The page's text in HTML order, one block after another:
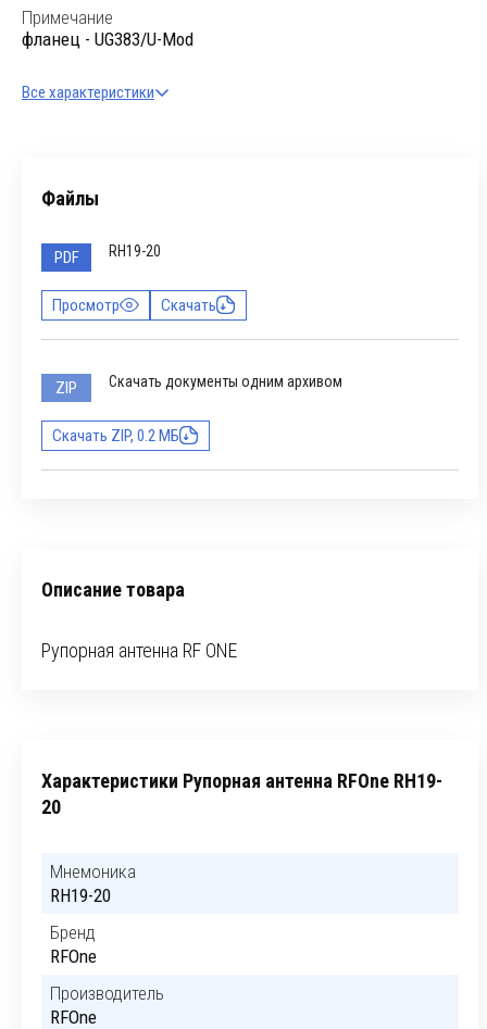
Примечание
фланец - UG383/U-Mod
Все характеристики
Файлы
PDF RH19-20
Просмотр Скачать
ZIP Скачать документы одним архивом
Скачать ZIP, 0.2 МБ
Описание товара
Рупорная антенна RF ONE
Характеристики Рупорная антенна RFOne RH19-
20
Мнемоника
RH19-20
Бренд
RFOne
Производитель
RFOne